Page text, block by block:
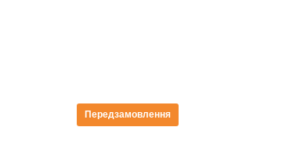
Передзамовлення